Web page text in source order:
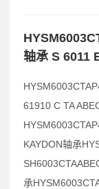
轴承 S 6011
61910 C TA
KAYDON轴承
承